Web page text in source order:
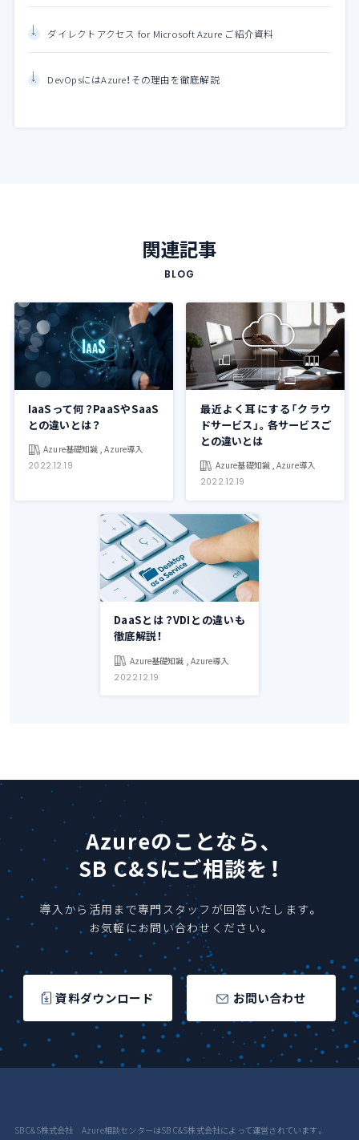
ダイレクトアクセス for Microsoft Azure ご紹介資料
DevOpsにはAzure！その理由を徹底解説
関連記事
BLOG
IaaSって何？PaaSやSaaS
との違いとは？
Azure基礎知識 , Azure導入
2022.12.19
最近よく耳にする「クラウ
ドサービス」。各サービスご
との違いとは
Azure基礎知識 , Azure導入
2022.12.19
DaaSとは？VDIとの違いも
徹底解説！
Azure基礎知識 , Azure導入
2022.12.19
Azureのことなら、
SB C&Sにご相談を！
導入から活用まで専門スタッフが回答いたします。
お気軽にお問い合わせください。
資料ダウンロード お問い合わせ
SB C&S株式会社 Azure相談センターはSB C&S株式会社によって運営されています。